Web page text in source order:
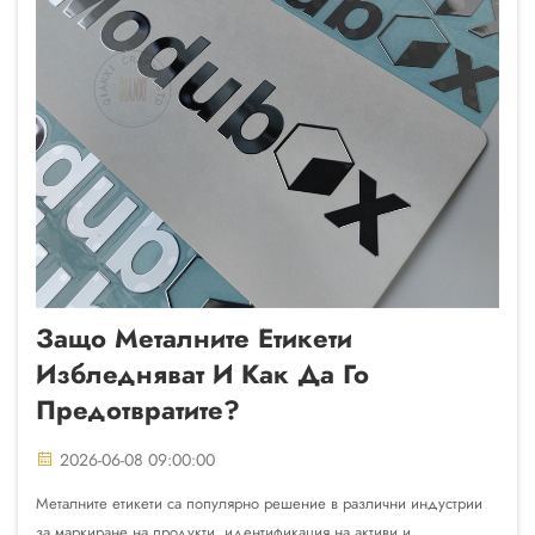
Защо Металните Етикети
Избледняват И Как Да Го
Предотвратите?
2026-06-08 09:00:00
Металните етикети са популярно решение в различни индустрии